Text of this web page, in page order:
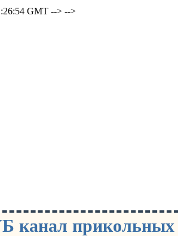
GMT --> -->
канал